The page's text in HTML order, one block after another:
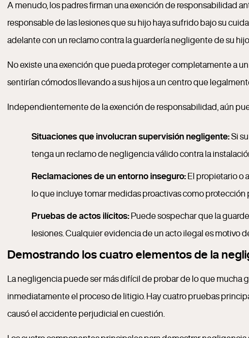
A menudo, los padres firman una exención de responsabilidad
responsable de las lesiones que su hijo haya sufrido bajo su
adelante con un reclamo contra la guardería negligente de su hijo.
No existe una exención que pueda proteger completamente a
sentirían cómodos llevando a sus hijos a un centro que
Independientemente de la exención de responsabilidad, aún
Situaciones que involucran supervisión negligente:Si
tenga un reclamo de negligencia válido contra la
Reclamaciones de un entorno inseguro: El propietario o
lo que incluye tomar medidas proactivas como
Pruebas de actos ilícitos: Puede sospechar que la
lesiones. Cualquier evidencia de un acto ilegal es motivo
Demostrando los cuatro elementos de la
La negligencia puede ser más difícil de probar de lo que mucha
inmediatamente el proceso de litigio. Hay cuatro pruebas
causó el accidente perjudicial en cuestión.